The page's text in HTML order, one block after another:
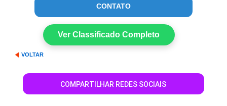
CONTATO
Ver Classificado Completo
VOLTAR
COMPARTILHAR REDES SOCIAIS